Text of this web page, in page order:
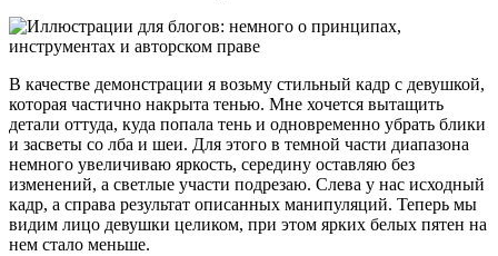
В качестве демонстрации я возьму стильный кадр с девушкой,
которая частично накрыта тенью. Мне хочется вытащить
детали оттуда, куда попала тень и одновременно убрать блики
и засветы со лба и шеи. Для этого в темной части диапазона
немного увеличиваю яркость, середину оставляю без
изменений, а светлые участи подрезаю. Слева у нас исходный
кадр, а справа результат описанных манипуляций. Теперь мы
видим лицо девушки целиком, при этом ярких белых пятен на
нем стало меньше.